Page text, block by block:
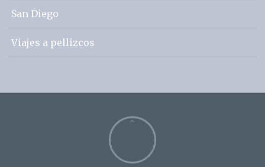
San Diego
Viajes a pellizcos